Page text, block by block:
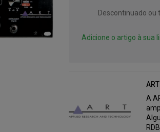
Descontinuado
Adicione o artigo à sua
ART
A